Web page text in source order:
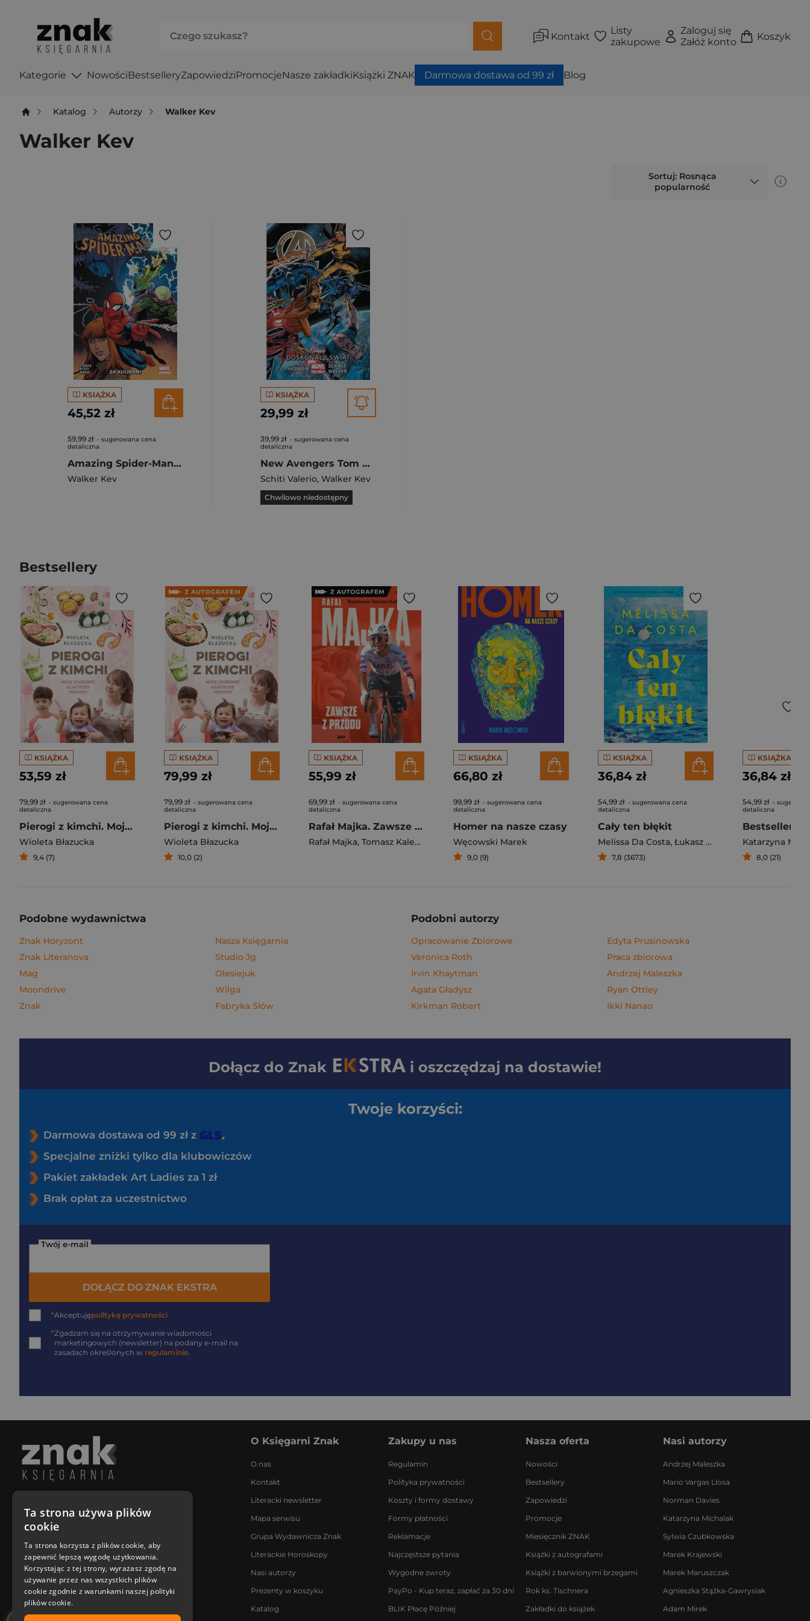
Kontakt
Listy
zakupowe
Zaloguj się
Załóż konto
Koszyk
Kategorie NowościBestselleryZapowiedziPromocjeNasze zakładkiKsiążki ZNAK Darmowa dostawa od 99 zł Blog
Katalog Autorzy Walker Kev
Walker Kev
Sortuj: Rosnąca
popularność
KSIĄŻKA
45,52 zł
59,99 zł - sugerowana cena
detaliczna
Amazing Spider-Man. Za kulisami Tom 5
Walker Kev
KSIĄŻKA
29,99 zł
39,99 zł - sugerowana cena
detaliczna
New Avengers Tom 4 Doskonały świat/ Marvel Now
Schiti Valerio, Walker Kev
Chwilowo niedostępny
Bestsellery
KSIĄŻKA
53,59 zł
79,99 zł - sugerowana cena
detaliczna
Pierogi z kimchi. Moje ulubione azjatyckie przepisy
Wioleta Błazucka
9,4 (7)
KSIĄŻKA
79,99 zł
79,99 zł - sugerowana cena
detaliczna
Pierogi z kimchi. Moje ulubione azjatyckie przepisy - książka z autografem
Wioleta Błazucka
10,0 (2)
KSIĄŻKA
55,99 zł
69,99 zł - sugerowana cena
detaliczna
Rafał Majka. Zawsze z przodu. Rozmawia Tomasz Kalemba - książka z autografem
Rafał Majka, Tomasz Kalemba
KSIĄŻKA
66,80 zł
99,99 zł - sugerowana cena
detaliczna
Homer na nasze czasy
Węcowski Marek
9,0 (9)
KSIĄŻKA
36,84 zł
54,99 zł - sugerowana cena
detaliczna
Cały ten błękit
Melissa Da Costa, Łukasz Müller
7,8 (3673)
KSIĄŻKA
36,84 zł
54,99 zł -
detaliczna
Bestseller.
Katarzyna
8,0 (21)
Podobne wydawnictwa
Znak Horyzont
Znak Literanova
Mag
Moondrive
Znak
Nasza Księgarnia
Studio Jg
Olesiejuk
Wilga
Fabryka Słów
Podobni autorzy
Opracowanie Zbiorowe
Veronica Roth
Irvin Khaytman
Agata Gładysz
Kirkman Robert
Edyta Prusinowska
Praca zbiorowa
Andrzej Maleszka
Ryan Ottley
Ikki Nanao
Dołącz do Znak i oszczędzaj na dostawie!
Twoje korzyści:
Darmowa dostawa od 99 zł z
Specjalne zniżki tylko dla klubowiczów
Pakiet zakładek Art Ladies za 1 zł
Brak opłat za uczestnictwo
Twój e-mail
DOŁĄCZ DO ZNAK EKSTRA
*Akceptujępolitykę prywatności
*Zgadzam się na otrzymywanie wiadomości
marketingowych (newsletter) na podany e-mail na
zasadach określonych w regulaminie.
Poniedziałek - Piątek
8:00 - 18:00
[email protected]
Bądź z nami na bieżąco
O Księgarni Znak
O nas
Kontakt
Literacki newsletter
Mapa serwisu
Grupa Wydawnicza Znak
Literackie Horoskopy
Nasi autorzy
Prezenty w koszyku
Katalog
Zakupy u nas
Regulamin
Polityka prywatności
Koszty i formy dostawy
Formy płatności
Reklamacje
Najczęstsze pytania
Wygodne zwroty
PayPo - Kup teraz, zapłać za 30 dni
BLIK Płacę Później
Nasza oferta
Nowości
Bestsellery
Zapowiedzi
Promocje
Miesięcznik ZNAK
Książki z autografami
Książki z barwionymi brzegami
Rok ks. Tischnera
Zakładki do książek
Nasi autorzy
Andrzej Maleszka
Mario Vargas Llosa
Norman Davies
Katarzyna Michalak
Sylwia Czubkowska
Marek Krajewski
Marek Maruszczak
Agnieszka Stążka-Gawrysiak
Adam Mirek
Ta strona używa plików
cookie
Ta strona korzysta z plików cookie, aby
zapewnić lepszą wygodę użytkowania.
Korzystając z tej strony, wyrażasz zgodę na
używanie przez nas wszystkich plików
cookie zgodnie z warunkami naszej polityki
plików cookie.